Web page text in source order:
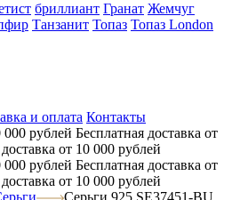
бриллиант Гранат Жемчуг
Танзанит Топаз Топаз London
и оплата Контакты
000 рублей Бесплатная доставка от
от 10 000 рублей
000 рублей Бесплатная доставка от
от 10 000 рублей
Серьги 925 SE37451-BU